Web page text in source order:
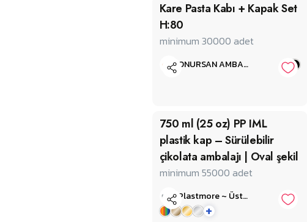
Kare Pasta Kabı + Kapak Set
H:80
minimum 30000 adet
ONURSAN AMBALAJ SAN.VE TİC. LTD.ŞTİ.
750 ml (25 oz) PP IML
plastik kap – Sürülebilir
çikolata ambalajı | Oval şekil
minimum 55000 adet
Plastmore ~ Üstün Plastik
+